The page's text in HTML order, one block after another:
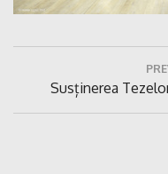
articolePrevious
Post:
Susținerea